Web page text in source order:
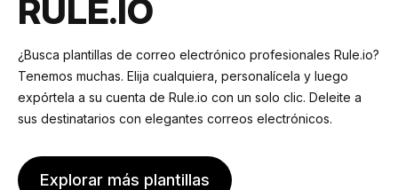
RULE.IO
¿Busca plantillas de correo electrónico profesionales Rule.io?
Tenemos muchas. Elija cualquiera, personalícela y luego
expórtela a su cuenta de Rule.io con un solo clic. Deleite a
sus destinatarios con elegantes correos electrónicos.
Explorar más plantillas